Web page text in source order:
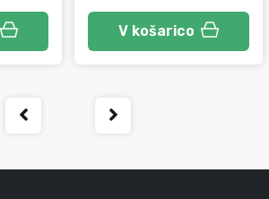
V košarico